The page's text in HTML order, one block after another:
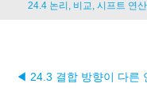
24.4 논리, 비교, 시프트 연
◀ 24.3 결합 방향이 다른